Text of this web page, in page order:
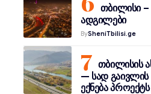
თბილისი –
ადგილები
BySheniTbilisi.ge
თბილისის
— სად
ექნება პროექტს